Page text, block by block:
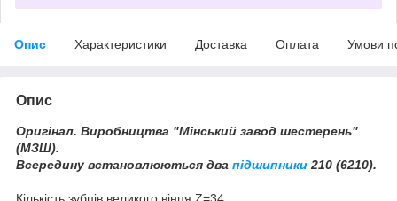
Опис Характеристики Доставка Оплата Умови
Опис
Оригінал. Виробництва "Мінський завод шестерень"
(МЗШ).
Всередину встановлюються два підшипники 210 (6210).
Кількість зубців великого вінця:Z=34